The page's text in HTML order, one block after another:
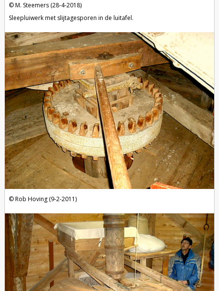
M. Steemers (28-4-2018)
Sleepluiwerk met slijtagesporen in de luitafel.
Rob Hoving (9-2-2011)